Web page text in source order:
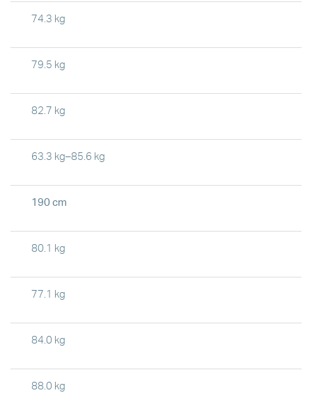
74.3 kg
79.5 kg
82.7 kg
63.3 kg–85.6 kg
190 cm
80.1 kg
77.1 kg
84.0 kg
88.0 kg